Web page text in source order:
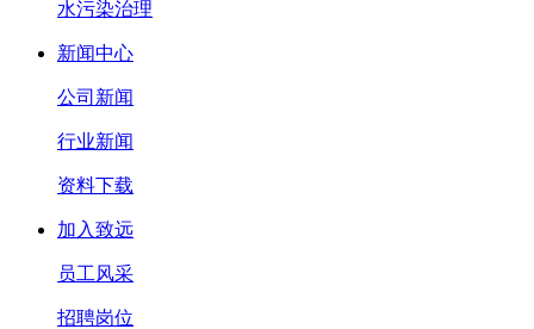
水污染治理
新闻中心
公司新闻
行业新闻
资料下载
加入致远
员工风采
招聘岗位